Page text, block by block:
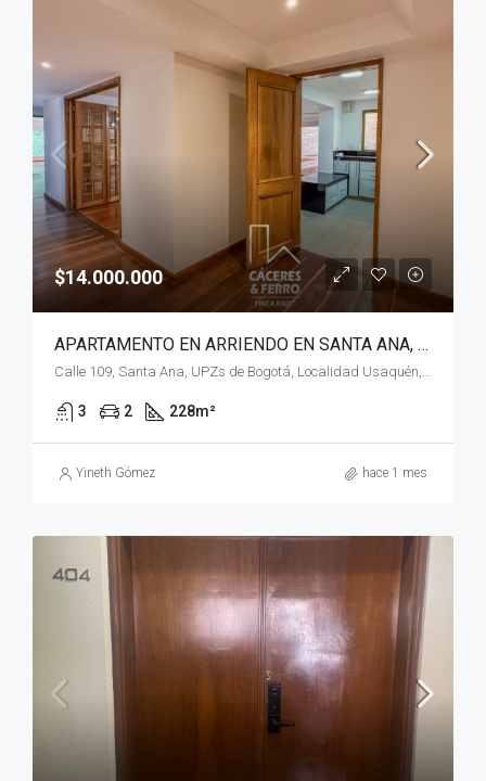
$14.000.000
APARTAMENTO EN ARRIENDO EN SANTA ANA, USAQUÉN, BOGOTÁ, D.C.
Calle 109, Santa Ana, UPZs de Bogotá, Localidad Usaquén, Bogotá, Bogotá, Distrito Capital, RAP (Especial) Central, 110111, Colombia
3 2 228m²
Yineth Gómez hace 1 mes